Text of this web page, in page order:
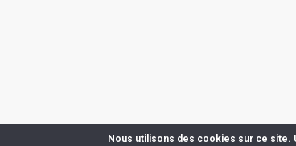
Nous utilisons des cookies sur ce site.